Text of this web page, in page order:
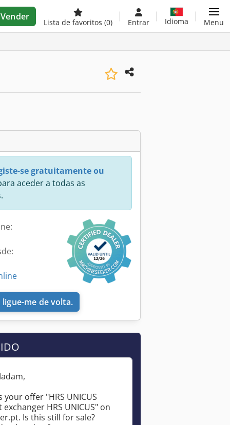
Vender
Lista de favoritos (0) Entrar Idioma Menu
se gratuitamente ou
aceder a todas as
me de volta.